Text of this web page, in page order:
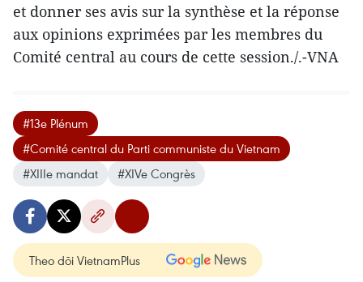
et donner ses avis sur la synthèse et la réponse
aux opinions exprimées par les membres du
Comité central au cours de cette session./.-VNA
#13e Plénum
#Comité central du Parti communiste du Vietnam
#XIIIe mandat
#XIVe Congrès
Theo dõi VietnamPlus